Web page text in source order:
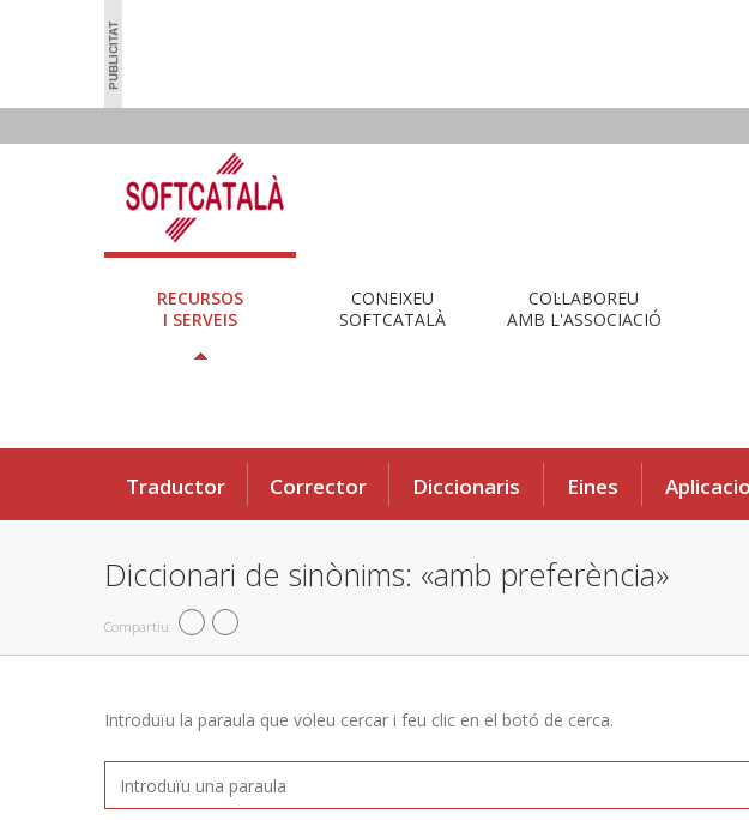
RECURSOS
I SERVEIS
CONEIXEU
SOFTCATALÀ
COL·LABOREU
AMB L'ASSOCIACIÓ
Traductor Corrector Diccionaris Eines
Diccionari de sinònims: «amb preferència»
Compartiu
Introduïu la paraula que voleu cercar i feu clic en el botó de cerca.